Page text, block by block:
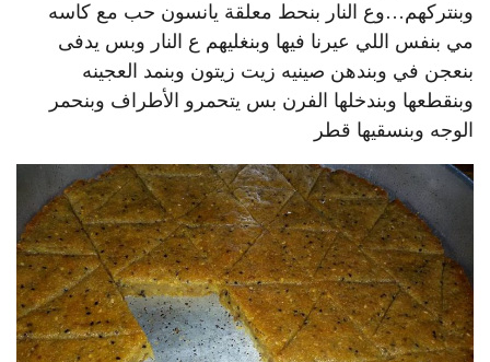
وبنتركهم…وع النار بنحط معلقة يانسون حب مع كاسه
مي بنفس اللي عيرنا فيها وبنغليهم ع النار وبس يدفى
بنعجن في وبندهن صينيه زيت زيتون وبنمد العجينه
وبنقطعها وبندخلها الفرن بس يتحمرو الأطراف وبنحمر
الوجه وبنسقيها قطر